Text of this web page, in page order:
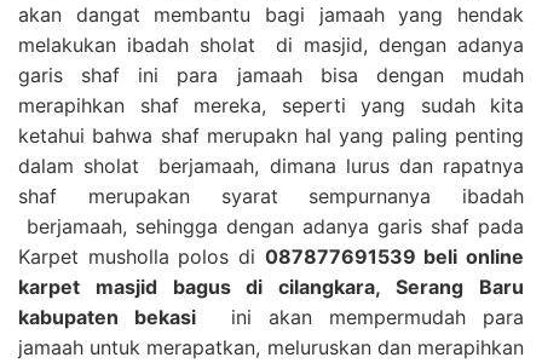
akan dangat membantu bagi jamaah yang hendak
melakukan ibadah sholat di masjid, dengan adanya
garis shaf ini para jamaah bisa dengan mudah
merapihkan shaf mereka, seperti yang sudah kita
ketahui bahwa shaf merupakn hal yang paling penting
dalam sholat berjamaah, dimana lurus dan rapatnya
shaf merupakan syarat sempurnanya ibadah
berjamaah, sehingga dengan adanya garis shaf pada
Karpet musholla polos di 087877691539 beli online
karpet masjid bagus di cilangkara, Serang Baru
kabupaten bekasi ini akan mempermudah para
jamaah untuk merapatkan, meluruskan dan merapihkan